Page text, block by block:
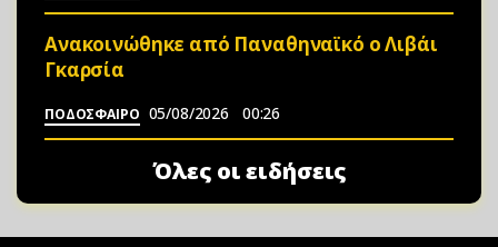
Ανακοινώθηκε από Παναθηναϊκό ο Λιβάι
Γκαρσία
ΠΟΔΟΣΦΑΙΡΟ 05/08/2026 00:26
Όλες οι ειδήσεις